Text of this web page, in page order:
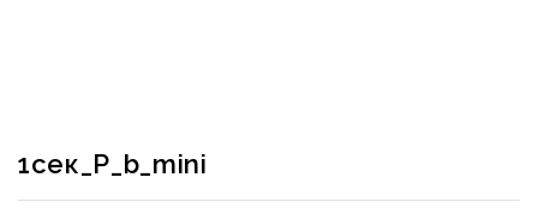
1сек_P_b_mini